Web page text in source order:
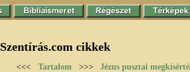
Szentírás.com cikkek
<<< Tartalom >>> Jézus pusztai